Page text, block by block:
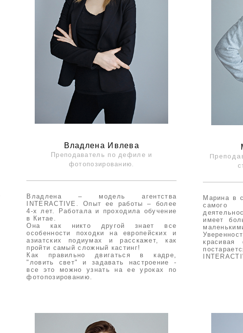
Владлена Ивлева
Преподаватель по дефиле и
фотопозированию .
Владлена – модель агентства
INTERACTIVE. Опыт ее работы – более
4-х лет. Работала и проходила обучение
в Китае.
Она как никто другой знает все
особенности походки на европейских и
азиатских подиумах и расскажет, как
пройти самый сложный кастинг!
Как правильно двигаться в кадре,
"ловить свет" и задавать настроение -
все это можно узнать на ее уроках по
фотопозированию.
Марина в
самого
имеет